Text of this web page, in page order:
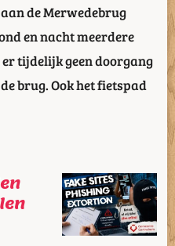
de Merwedebrug
en nacht meerdere
tijdelijk geen doorgang
brug. Ook het fietspad